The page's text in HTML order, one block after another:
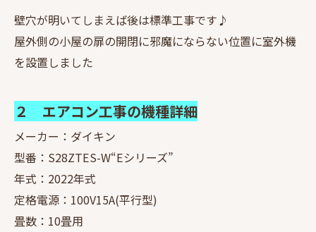
壁穴が明いてしまえば後は標準工事です♪
屋外側の小屋の扉の開閉に邪魔にならない位置に室外機
を設置しました
２ エアコン工事の機種詳細
メーカー：ダイキン
型番：S28ZTES-W“Eシリーズ”
年式：2022年式
定格電源：100V15A(平行型)
畳数：10畳用